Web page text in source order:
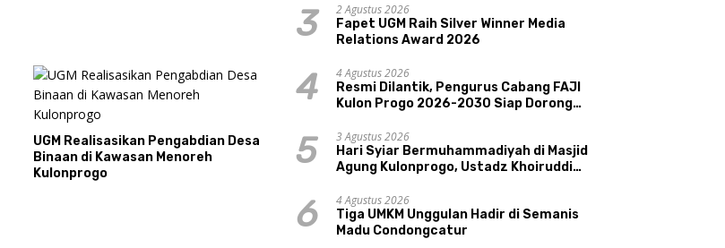
Cabang FAJI Kulon Progo
2026-2030 Siap Dorong
Prestasi dan Sektor Sport
Memperkenalkan Potensi
UGM Realisasikan Pengabdian Desa
Binaan di Kawasan Menoreh
Kulonprogo
Pariwisata, dan Ekologi Klaten
3
2 Agustus 2026
Fapet UGM Raih Silver Winner Media
Relations Award 2026
4
4 Agustus 2026
Resmi Dilantik, Pengurus Cabang FAJI
Kulon Progo 2026-2030 Siap Dorong
Sungai Progo
5
3 Agustus 2026
Hari Syiar Bermuhammadiyah di Masjid
Agung Kulonprogo, Ustadz Khoiruddin
Sakinah Adalah Agama
6
4 Agustus 2026
Tiga UMKM Unggulan Hadir di Semanis
Madu Condongcatur